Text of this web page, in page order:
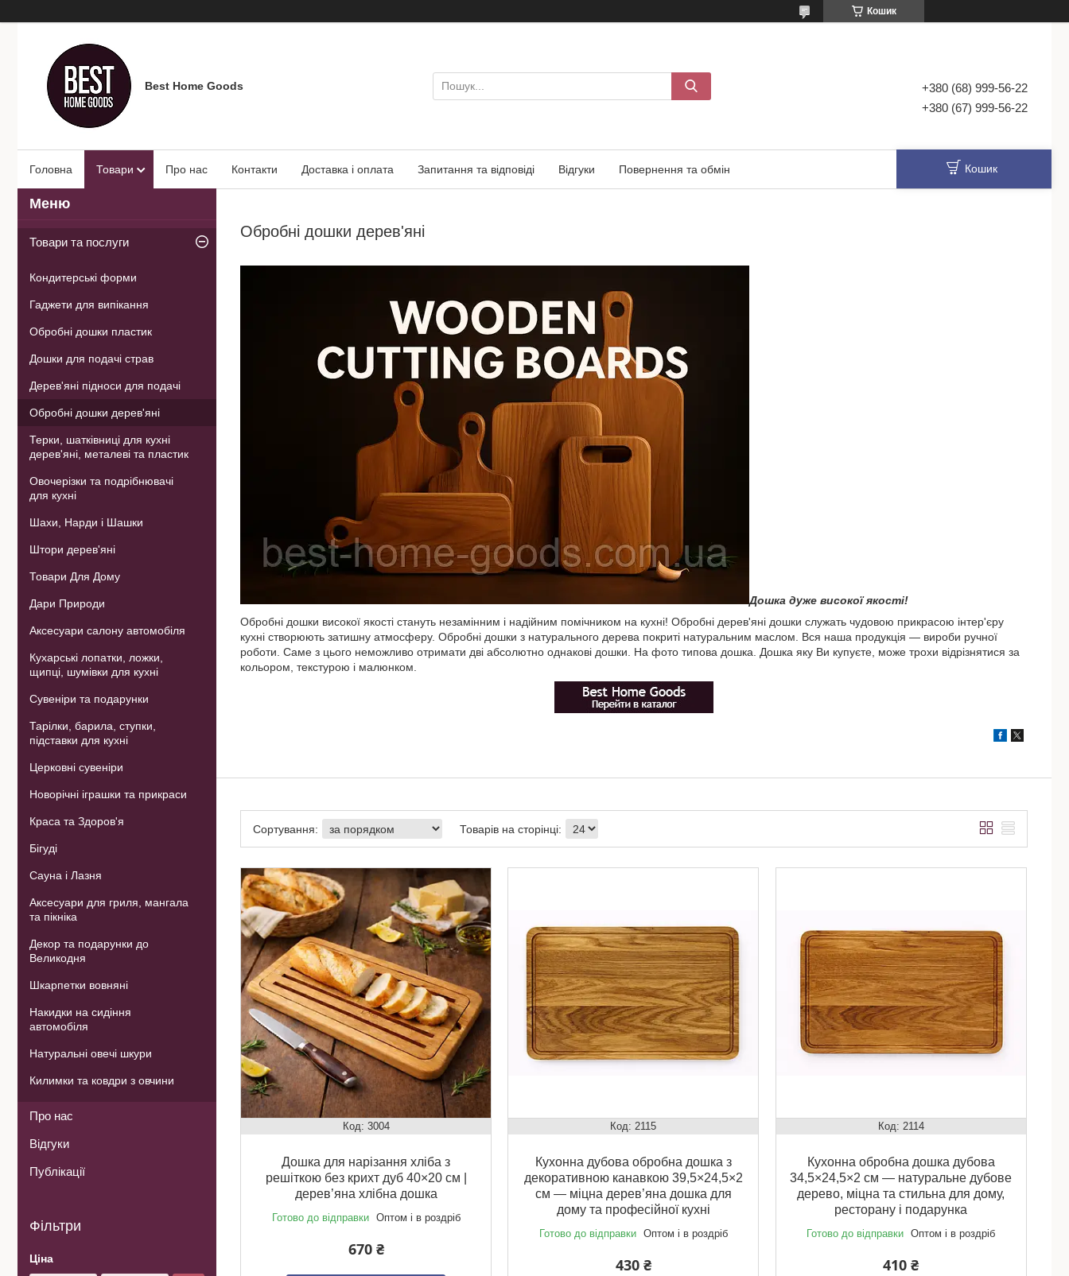
Кошик
Best Home Goods
+380 (68) 999-56-22
+380 (67) 999-56-22
Головна Товари Про нас Контакти Доставка і оплата Запитання та відповіді Відгуки Повернення та обмін Кошик
Обробні дошки дерев'яні
Дошка дуже високої якості!
Обробні дошки високої якості стануть незамінним і надійним помічником на кухні! Обробні дерев'яні дошки служать чудовою прикрасою інтер'єру
кухні створюють затишну атмосферу. Обробні дошки з натурального дерева покриті натуральним маслом. Вся наша продукція ― вироби ручної
роботи. Саме з цього неможливо отримати дві абсолютно однакові дошки. На фото типова дошка. Дошка яку Ви купуєте, може трохи відрізнятися за
кольором, текстурою і малюнком.
3004
Дошка для нарізання хліба з
решіткою без крихт дуб 40×20 см |
дерев’яна хлібна дошка
Готово до відправки Оптом і в роздріб
670 ₴
2115
Кухонна дубова обробна дошка з
декоративною канавкою 39,5×24,5×2
см — міцна дерев’яна дошка для
дому та професійної кухні
Готово до відправки Оптом і в роздріб
430 ₴
2114
Кухонна обробна дошка дубова
34,5×24,5×2 см — натуральне дубове
дерево, міцна та стильна для дому,
ресторану і подарунка
Готово до відправки Оптом і в роздріб
410 ₴
Товари та послуги
Кондитерські форми
Гаджети для випікання
Обробні дошки пластик
Дошки для подачі страв
Дерев'яні підноси для подачі
Обробні дошки дерев'яні
Терки, шатківниці для кухні
дерев'яні, металеві та пластик
Овочерізки та подрібнювачі
для кухні
Шахи, Нарди і Шашки
Штори дерев'яні
Товари Для Дому
Дари Природи
Аксесуари салону автомобіля
Кухарські лопатки, ложки,
щипці, шумівки для кухні
Сувеніри та подарунки
Тарілки, барила, ступки,
підставки для кухні
Церковні сувеніри
Новорічні іграшки та прикраси
Краса та Здоров'я
Бігуді
Сауна і Лазня
Аксесуари для гриля, мангала
та пікніка
Декор та подарунки до
Великодня
Шкарпетки вовняні
Накидки на сидіння
автомобіля
Натуральні овечі шкури
Килимки та ковдри з овчини
Про нас
Відгуки
Публікації
Фільтри
Ціна